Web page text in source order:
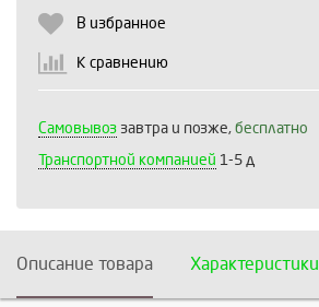
В избранное
К сравнению
Самовывоз завтра и позже, бесплатно
Транспортной компанией 1-5 д
Описание товара Характеристики